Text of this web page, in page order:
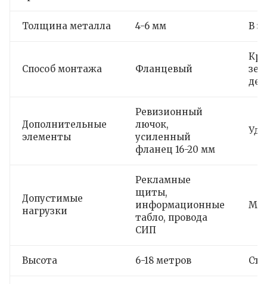
Толщина металла 4-6 мм В
Способ монтажа Фланцевый
Дополнительные
элементы
Ревизионный
лючок,
усиленный
фланец 16-20 мм
Допустимые
нагрузки
Рекламные
щиты,
информационные
табло, провода
СИП
Высота 6-18 метров